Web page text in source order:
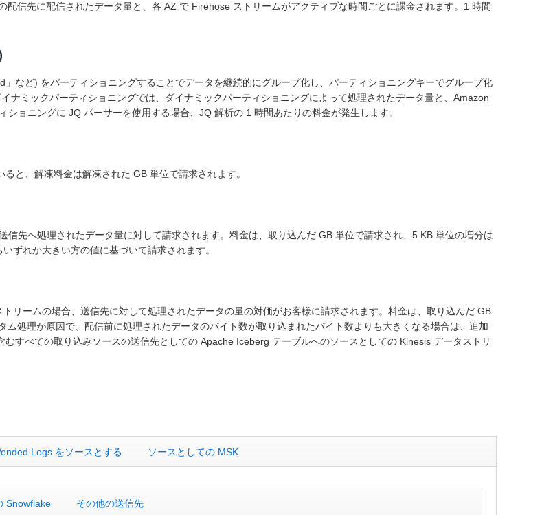
信先に配信されたデータ量と、各 AZ で Firehose ストリームがアクティブな時間ごとに課金されます。1 時間
など) をパーティショニングすることでデータを継続的にグループ化し、パーティショニングキーでグループ化
ナミックパーティショニングでは、ダイナミックパーティショニングによって処理されたデータ量と、Amazon
ョニングに JQ パーサーを使用する場合、JQ 解析の 1 時間あたりの料金が発生します。
と、解凍料金は解凍された GB 単位で請求されます。
先へ処理されたデータ量に対して請求されます。料金は、取り込んだ GB 単位で請求され、5 KB 単位の増分は
ずれか大きい方の値に基づいて請求されます。
リームの場合、送信先に対して処理されたデータの量の対価がお客様に請求されます。料金は、取り込んだ GB
処理が原因で、配信前に処理されたデータのバイト数が取り込まれたバイト数よりも大きくなる場合は、追加
すべての取り込みソースの送信先としての Apache Iceberg テーブルへのソースとしての Kinesis データストリ
Logs をソースとする ソースとしての MSK
Snowflake その他の送信先